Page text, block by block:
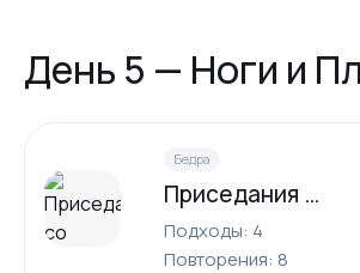
День 5 — Ноги и
Бедра
Приседания со штангой
Подходы: 4
Повторения: 8